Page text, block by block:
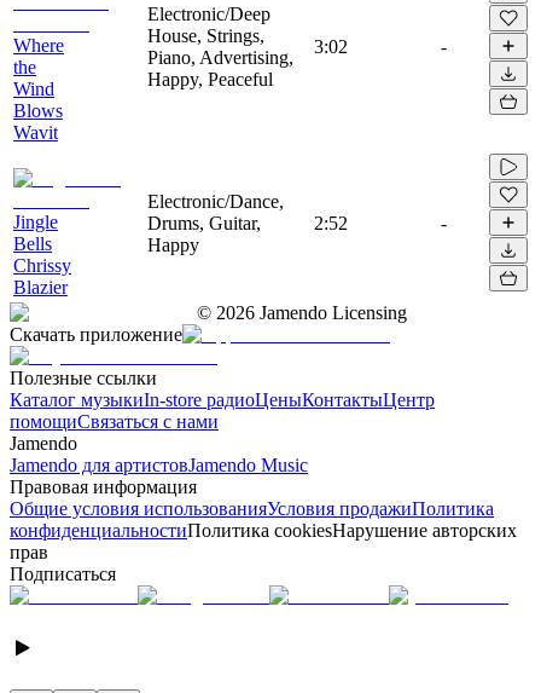
Where
the
Wind
Blows
Wavit
Electronic/Deep
House, Strings,
Piano, Advertising,
Happy, Peaceful
3:02 -
Jingle
Bells
Chrissy
Blazier
Electronic/Dance,
Drums, Guitar,
Happy
2:52 -
© 2026 Jamendo Licensing
Скачать приложение
Полезные ссылки
Каталог музыкиIn-store радиоЦеныКонтактыЦентр
помощиСвязаться с нами
Jamendo
Jamendo для артистовJamendo Music
Правовая информация
Общие условия использованияУсловия продажиПолитика
конфиденциальностиПолитика cookiesНарушение авторских
прав
Подписаться